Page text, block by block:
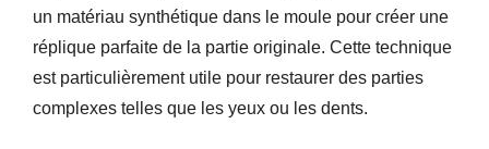
un matériau synthétique dans le moule pour créer une
réplique parfaite de la partie originale. Cette technique
est particulièrement utile pour restaurer des parties
complexes telles que les yeux ou les dents.